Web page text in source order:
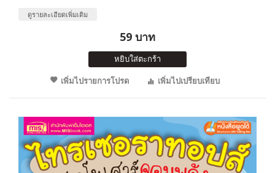
ดูรายละเอียดเพิ่มเติม
59 บาท
หยิบใส่ตะกร้า
เพิ่มไปรายการโปรด
เพิ่มไปเปรียบเทียบ